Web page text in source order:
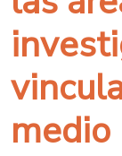
medio